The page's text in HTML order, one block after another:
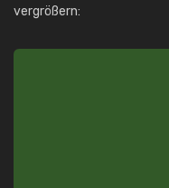
vergrößern: